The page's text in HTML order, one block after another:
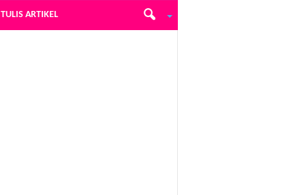
TULIS ARTIKEL